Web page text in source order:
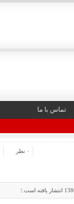
تماس با ما
۰ نظر